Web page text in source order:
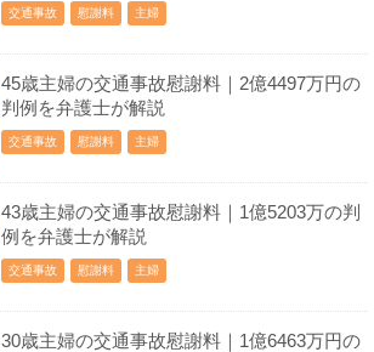
交通事故 慰謝料 主婦
45歳主婦の交通事故慰謝料｜2億4497万円の
判例を弁護士が解説
交通事故 慰謝料 主婦
43歳主婦の交通事故慰謝料｜1億5203万の判
例を弁護士が解説
交通事故 慰謝料 主婦
30歳主婦の交通事故慰謝料｜1億6463万円の